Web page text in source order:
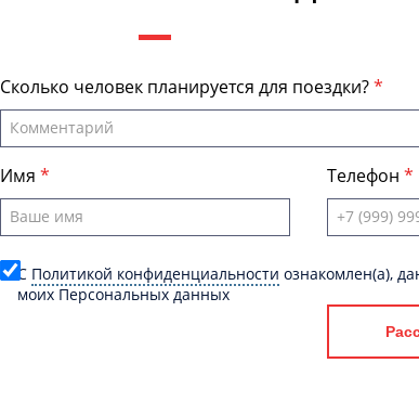
Сколько человек планируется для поездки?
Имя Телефон
C Политикой конфиденциальности ознакомлен(а),
моих Персональных данных